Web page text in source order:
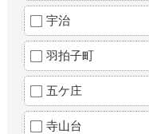
宇治
羽拍子町
五ケ庄
寺山台